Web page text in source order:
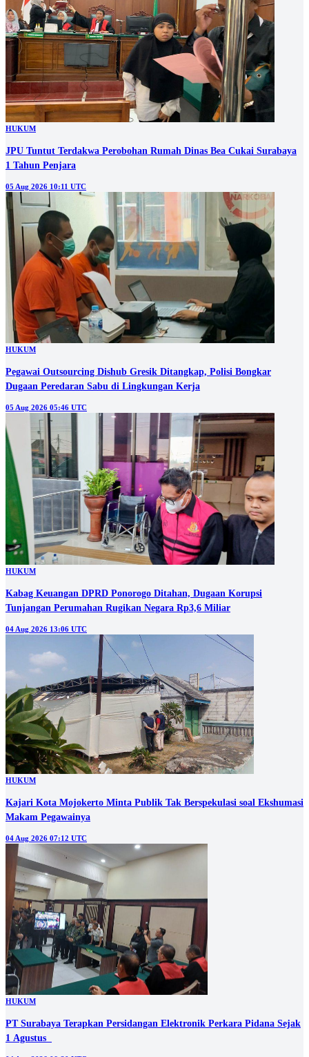
HUKUM
JPU Tuntut Terdakwa Perobohan Rumah Dinas Bea Cukai Surabaya
1 Tahun Penjara
05 Aug 2026 10:11 UTC
HUKUM
Pegawai Outsourcing Dishub Gresik Ditangkap, Polisi Bongkar
Dugaan Peredaran Sabu di Lingkungan Kerja
05 Aug 2026 05:46 UTC
HUKUM
Kabag Keuangan DPRD Ponorogo Ditahan, Dugaan Korupsi
Tunjangan Perumahan Rugikan Negara Rp3,6 Miliar
04 Aug 2026 13:06 UTC
HUKUM
Kajari Kota Mojokerto Minta Publik Tak Berspekulasi soal Ekshumasi
Makam Pegawainya
04 Aug 2026 07:12 UTC
HUKUM
PT Surabaya Terapkan Persidangan Elektronik Perkara Pidana Sejak
1 Agustus